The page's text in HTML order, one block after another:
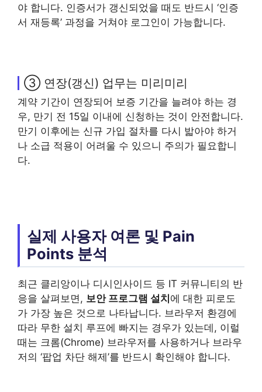
야 합니다. 인증서가 갱신되었을 때도 반드시 ‘인증
서 재등록’ 과정을 거쳐야 로그인이 가능합니다.
③ 연장(갱신) 업무는 미리미리
계약 기간이 연장되어 보증 기간을 늘려야 하는 경
우, 만기 전 15일 이내에 신청하는 것이 안전합니다.
만기 이후에는 신규 가입 절차를 다시 밟아야 하거
나 소급 적용이 어려울 수 있으니 주의가 필요합니
다.
실제 사용자 여론 및 Pain
Points 분석
최근 클리앙이나 디시인사이드 등 IT 커뮤니티의 반
응을 살펴보면, 보안 프로그램 설치에 대한 피로도
가 가장 높은 것으로 나타납니다. 브라우저 환경에
따라 무한 설치 루프에 빠지는 경우가 있는데, 이럴
때는 크롬(Chrome) 브라우저를 사용하거나 브라우
저의 ‘팝업 차단 해제’를 반드시 확인해야 합니다.